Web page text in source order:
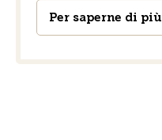
Per saperne di più